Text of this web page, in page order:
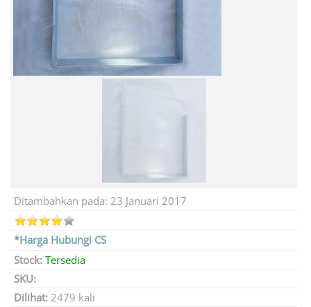
Ditambahkan pada: 23 Januari 2017
*Harga Hubungi CS
Stock: Tersedia
SKU:
Dilihat: 2479 kali